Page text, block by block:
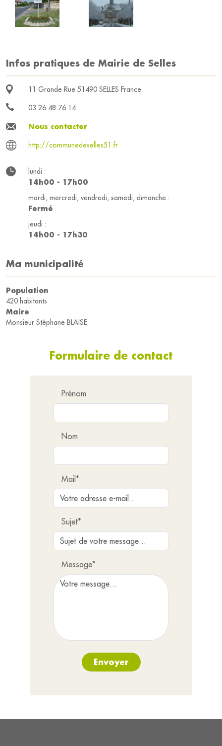
Infos pratiques de Mairie de Selles
11 Grande Rue 51490 SELLES France
03 26 48 76 14
Nous contacter
http://communedeselles51.fr
lundi :
14h00 - 17h00
mardi, mercredi, vendredi, samedi, dimanche :
Fermé
jeudi :
14h00 - 17h30
Ma municipalité
Population
420 habitants
Maire
Monsieur Stéphane BLAISE
Formulaire de contact
Prénom
Nom
Mail*
Sujet*
Message*
Envoyer